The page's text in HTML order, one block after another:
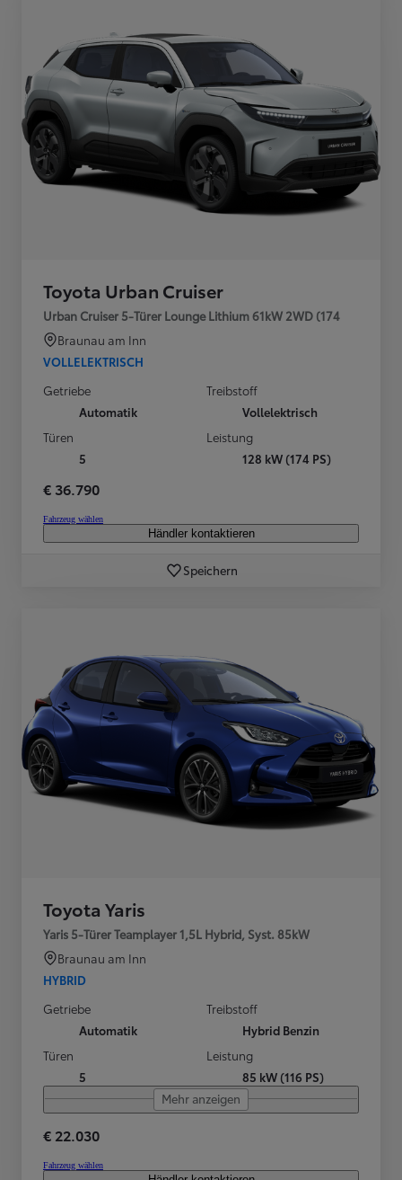
Toyota Urban Cruiser
Urban Cruiser 5-Türer Lounge Lithium 61kW 2WD (174
Braunau am Inn
VOLLELEKTRISCH
Getriebe
Automatik
Treibstoff
Vollelektrisch
Türen
5
Leistung
128 kW (174 PS)
€ 36.790
Fahrzeug wählen
Händler kontaktieren
Speichern
Toyota Yaris
Yaris 5-Türer Teamplayer 1,5L Hybrid, Syst. 85kW
Braunau am Inn
HYBRID
Getriebe
Automatik
Treibstoff
Hybrid Benzin
Türen
5
Leistung
85 kW (116 PS)
Mehr anzeigen
€ 22.030
Fahrzeug wählen